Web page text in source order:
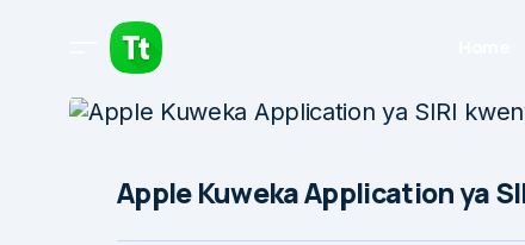
Apple Kuweka Application ya